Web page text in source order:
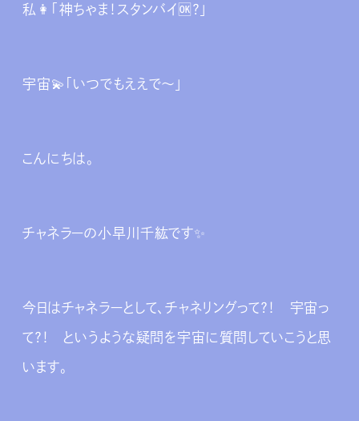
私👩「神ちゃま！スタンバイ🆗？」
宇宙💫「いつでもええで～」
こんにちは。
チャネラーの小早川千紘です✨
今日はチャネラーとして、チャネリングって？！ 宇宙っ
て？！ というような疑問を宇宙に質問していこうと思
います。